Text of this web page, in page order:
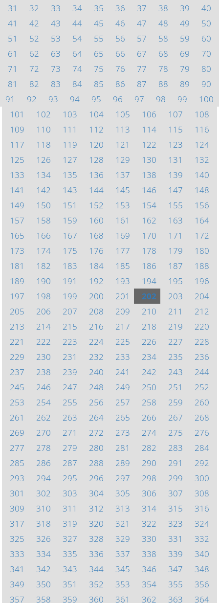
31
32 33 34 35 36 37 38 39
40
41
42 43 44 45 46 47 48 49
50
51
52 53 54 55 56 57 58 59
60
61
62 63 64 65 66 67 68 69
70
71
72 73 74 75 76 77 78 79
80
81
82 83 84 85 86 87 88 89
90
91
92 93 94 95 96 97 98 99
100
101
102 103 104 105 106 107
108
109
110 111 112 113 114 115
116
117
118 119 120 121 122 123
124
125
126 127 128 129 130 131
132
133
134 135 136 137 138 139
140
141
142 143 144 145 146 147
148
149
150 151 152 153 154 155
156
157
158 159 160 161 162 163
164
165
166 167 168 169 170 171
172
173
174 175 176 177 178 179
180
181
182 183 184 185 186 187
188
189
190 191 192 193 194 195
196
197
198 199 200 201 202 203
204
205
206 207 208 209 210 211
212
213
214 215 216 217 218 219
220
221
222 223 224 225 226 227
228
229
230 231 232 233 234 235
236
237
238 239 240 241 242 243
244
245
246 247 248 249 250 251
252
253
254 255 256 257 258 259
260
261
262 263 264 265 266 267
268
269
270 271 272 273 274 275
276
277
278 279 280 281 282 283
284
285
286 287 288 289 290 291
292
293
294 295 296 297 298 299
300
301
302 303 304 305 306 307
308
309
310 311 312 313 314 315
316
317
318 319 320 321 322 323
324
325
326 327 328 329 330 331
332
333
334 335 336 337 338 339
340
341
342 343 344 345 346 347
348
349
350 351 352 353 354 355
356
357
358 359 360 361 362 363 364